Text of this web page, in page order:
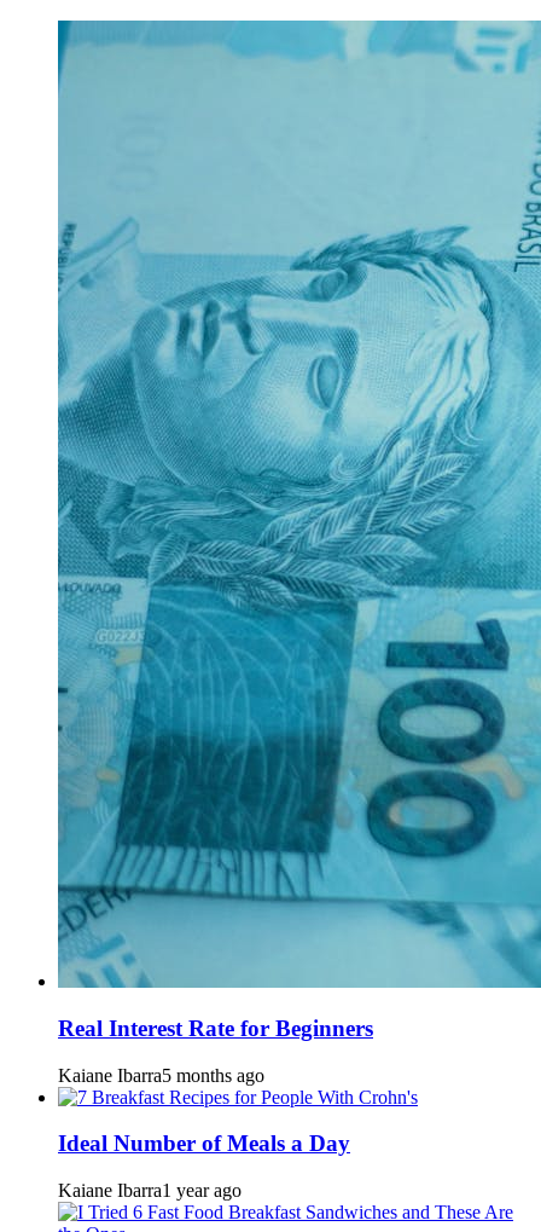
Real Interest Rate for Beginners
Kaiane Ibarra5 months ago
Ideal Number of Meals a Day
Kaiane Ibarra1 year ago